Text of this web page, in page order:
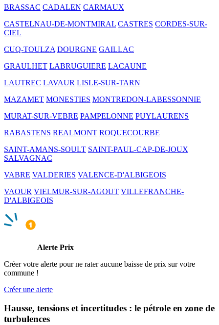
BRASSAC CADALEN CARMAUX
CASTELNAU-DE-MONTMIRAL CASTRES CORDES-SUR-
CIEL
CUQ-TOULZA DOURGNE GAILLAC
GRAULHET LABRUGUIERE LACAUNE
LAUTREC LAVAUR LISLE-SUR-TARN
MAZAMET MONESTIES MONTREDON-LABESSONNIE
MURAT-SUR-VEBRE PAMPELONNE PUYLAURENS
RABASTENS REALMONT ROQUECOURBE
SAINT-AMANS-SOULT SAINT-PAUL-CAP-DE-JOUX
SALVAGNAC
VABRE VALDERIES VALENCE-D'ALBIGEOIS
VAOUR VIELMUR-SUR-AGOUT VILLEFRANCHE-
D'ALBIGEOIS
Alerte Prix
Créer votre alerte pour ne rater aucune baisse de prix sur votre
commune !
Créer une alerte
Hausse, tensions et incertitudes : le pétrole en zone de
turbulences